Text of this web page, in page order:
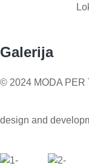
Galerija
© 2024 MODA PER
design and